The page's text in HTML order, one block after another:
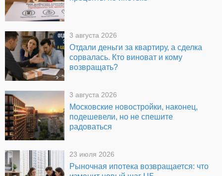
3 августа 2026
Отдали деньги за квартиру, а сделка
сорвалась. Кто виноват и кому
возвращать?
3 августа 2026
Московские новостройки, наконец,
подешевели, но не спешите
радоваться
23 июля 2026
Рыночная ипотека возвращается: что